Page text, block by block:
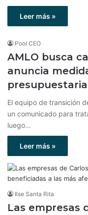
Leer más »
Pool CEO
AMLO busca
anuncia
El equipo de transición
un comunicado para
luego…
Leer más »
Ilse Santa Rita
Las empresas